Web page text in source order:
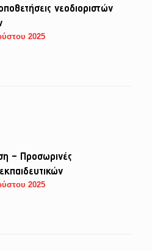
νεοδιοριστών
2025
– Προσωρινές
2025